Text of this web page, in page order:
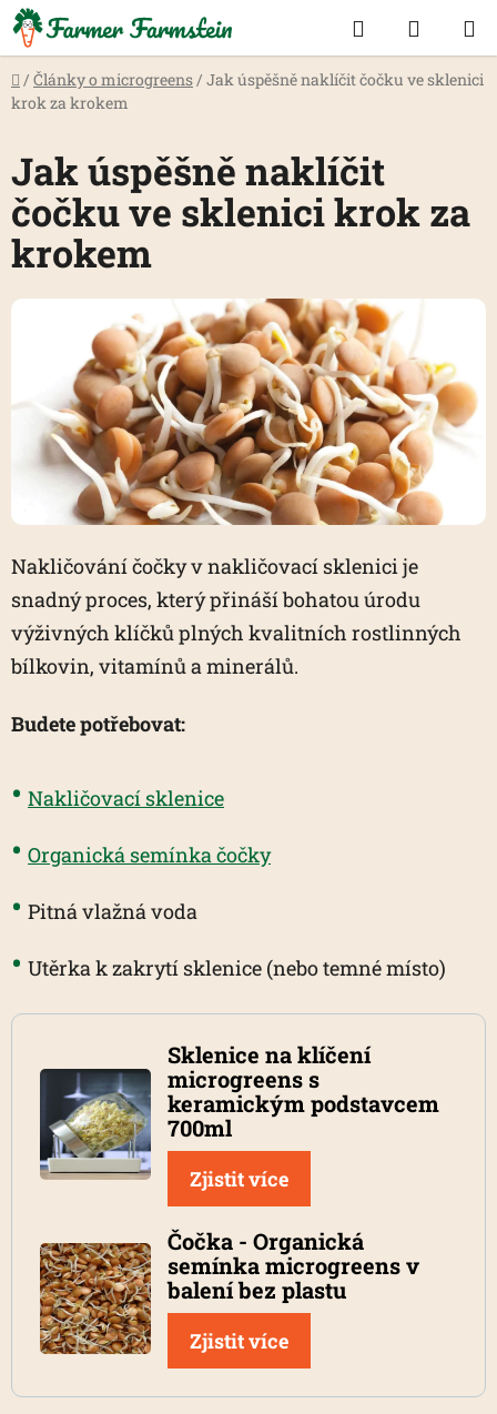
Přejít
na
obsah
Hledat
KOŠÍK
Domů
/ Články o microgreens / Jak úspěšně naklíčit čočku ve sklenici
krok za krokem
Jak úspěšně naklíčit
čočku ve sklenici krok za
krokem
Nakličování čočky v nakličovací sklenici je
snadný proces, který přináší bohatou úrodu
výživných klíčků plných kvalitních rostlinných
bílkovin, vitamínů a minerálů.
Budete potřebovat:
Nakličovací sklenice
Organická semínka čočky
Pitná vlažná voda
Utěrka k zakrytí sklenice (nebo temné místo)
Sklenice na klíčení
microgreens s
keramickým podstavcem
700ml
Zjistit více
Čočka - Organická
semínka microgreens v
balení bez plastu
Zjistit více